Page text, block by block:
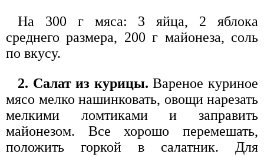
На 300 г мяса: 3 яйца, 2 яблока
среднего размера, 200 г майонеза, соль
по вкусу.
2. Салат из курицы. Вареное куриное
мясо мелко нашинковать, овощи нарезать
мелкими ломтиками и заправить
майонезом. Все хорошо перемешать,
положить горкой в салатник. Для